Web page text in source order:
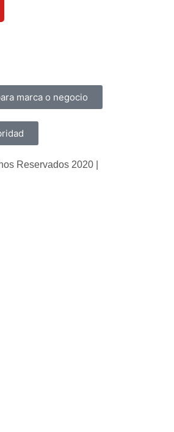
marca o negocio
Reservados 2020 |